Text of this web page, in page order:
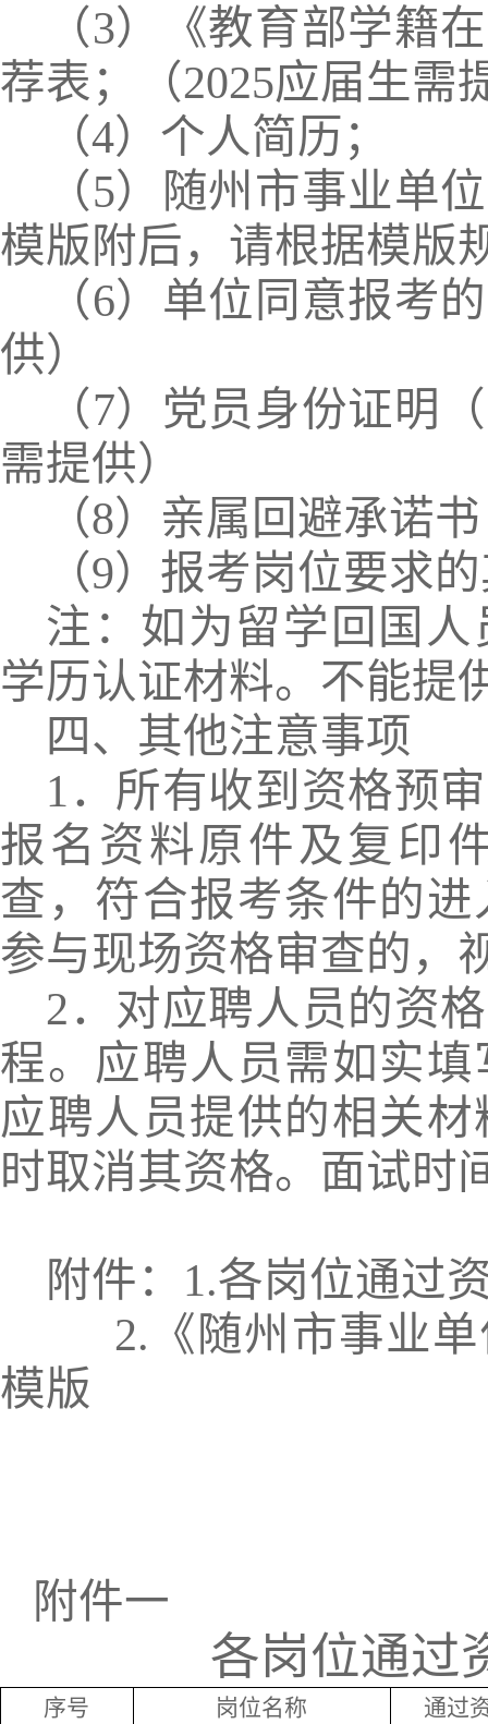
（3）《教育部学籍
荐表；（2025应届生需
（4）个人简历；
（5）随州市事业单
模版附后，请根据模版
（6）单位同意报考
供）
（7）党员身份证明
需提供）
（8）亲属回避承诺
（9）报考岗位要求
注：如为留学回国
学历认证材料。不能提
四、其他注意事项
1 ．所有收到资格预
报名资料原件及复印
查，符合报考条件的
参与现场资格审查的，
2．对应聘人员的资
程。应聘人员需如实
应聘人员提供的相关
时取消其资格。面试时
附件： 1.各岗位通过
2. 《随州市事业
模版
附件一
各岗位通过
序号 岗位名称 通过